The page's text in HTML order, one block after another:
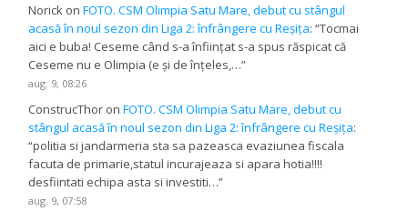
Norick onFOTO. CSM Olimpia Satu Mare, debut cu stângul
acasă în noul sezon din Liga 2: înfrângere cu Reșița: “Tocmai
aici e buba! Ceseme când s-a înființat s-a spus răspicat că
Ceseme nu e Olimpia (e și de înțeles,…”
aug. 9, 08:26
ConstrucThor onFOTO. CSM Olimpia Satu Mare, debut cu
stângul acasă în noul sezon din Liga 2: înfrângere cu Reșița:
“politia si jandarmeria sta sa pazeasca evaziunea fiscala
facuta de primarie,statul incurajeaza si apara hotia!!!!
desfiintati echipa asta si investiti…”
aug. 9, 07:58